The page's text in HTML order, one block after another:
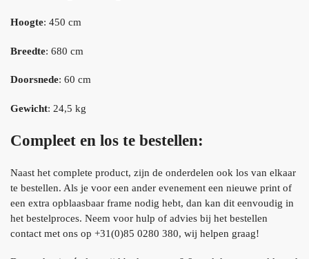
Hoogte: 450 cm
Breedte: 680 cm
Doorsnede: 60 cm
Gewicht: 24,5 kg
Compleet en los te bestellen:
Naast het complete product, zijn de onderdelen ook los van elkaar
te bestellen. Als je voor een ander evenement een nieuwe print of
een extra opblaasbaar frame nodig hebt, dan kan dit eenvoudig in
het bestelproces. Neem voor hulp of advies bij het bestellen
contact met ons op +31(0)85 0280 380, wij helpen graag!